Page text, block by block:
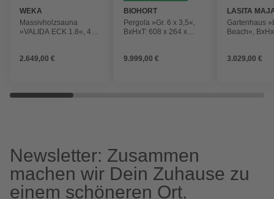
WEKA
Massivholzsauna
»VALIDA ECK 1.8«, 4
Steuerung
2.649,00 €
BIOHORT
Pergola »Gr. 6 x 3,5«,
BxHxT: 608 x 264 x
9.999,00 €
LASITA
Gartenhaus
Beach«,
3.029,00 €
Newsletter: Zusammen
machen wir Dein Zuhause zu
einem schöneren Ort.